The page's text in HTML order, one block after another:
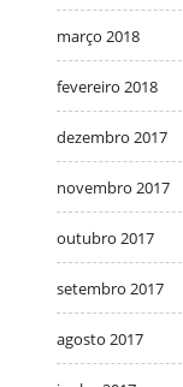
março 2018
fevereiro 2018
dezembro 2017
novembro 2017
outubro 2017
setembro 2017
agosto 2017